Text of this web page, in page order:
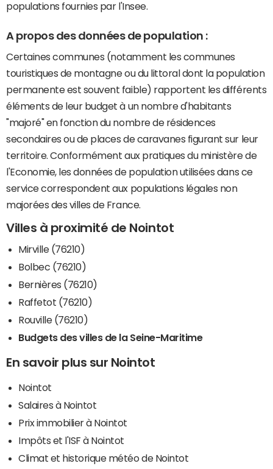
populations fournies par l'Insee.
A propos des données de population :
Certaines communes (notamment les communes
touristiques de montagne ou du littoral dont la population
permanente est souvent faible) rapportent les différents
éléments de leur budget à un nombre d'habitants
"majoré" en fonction du nombre de résidences
secondaires ou de places de caravanes figurant sur leur
territoire. Conformément aux pratiques du ministère de
l'Economie, les données de population utilisées dans ce
service correspondent aux populations légales non
majorées des villes de France.
Villes à proximité de Nointot
Mirville (76210)
Bolbec (76210)
Bernières (76210)
Raffetot (76210)
Rouville (76210)
Budgets des villes de la Seine-Maritime
En savoir plus sur Nointot
Nointot
Salaires à Nointot
Prix immobilier à Nointot
Impôts et l'ISF à Nointot
Climat et historique météo de Nointot